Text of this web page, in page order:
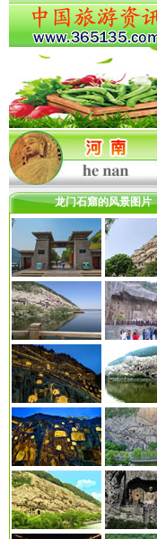
龙门石窟的风景图片